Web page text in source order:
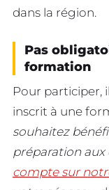
dans la région.
Pas
formation
Pour participer,
inscrit à une
souhaitez
préparation
compte sur